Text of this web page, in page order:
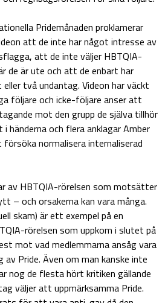
Pridemånaden proklamerar
att de inte har något intresse av
att de inte väljer HBTQIA-
de är ute och att de enbart har
två undantag. Videon har väckt
följare och icke-följare anser att
mot den grupp de själva tillhör
händerna och flera anklagar Amber
normalisera internaliserad
av HBTQIA-rörelsen som motsätter
– och orsakerna kan vara många.
skam) är ett exempel på en
rörelsen som uppkom i slutet på
mot vad medlemmarna ansåg vara
av Pride. Även om man kanske inte
nog de flesta hört kritiken gällande
väljer att uppmärksamma Pride.